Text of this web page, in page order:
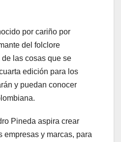
por cariño por
del folclore
las cosas que se
edición para los
y puedan conocer
Pineda aspira crear
empresas y marcas, para